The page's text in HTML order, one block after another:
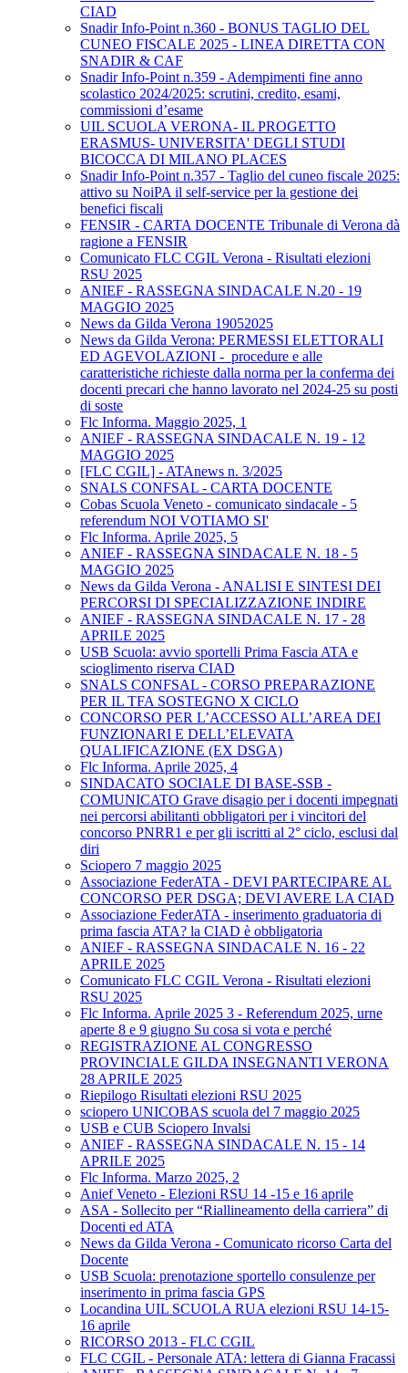
CIAD
Snadir Info-Point n.360 - BONUS TAGLIO DEL
CUNEO FISCALE 2025 - LINEA DIRETTA CON
SNADIR & CAF
Snadir Info-Point n.359 - Adempimenti fine anno
scolastico 2024/2025: scrutini, credito, esami,
commissioni d’esame
UIL SCUOLA VERONA- IL PROGETTO
ERASMUS- UNIVERSITA' DEGLI STUDI
BICOCCA DI MILANO PLACES
Snadir Info-Point n.357 - Taglio del cuneo fiscale 2025:
attivo su NoiPA il self-service per la gestione dei
benefici fiscali
FENSIR - CARTA DOCENTE Tribunale di Verona dà
ragione a FENSIR
Comunicato FLC CGIL Verona - Risultati elezioni
RSU 2025
ANIEF - RASSEGNA SINDACALE N.20 - 19
MAGGIO 2025
News da Gilda Verona 19052025
News da Gilda Verona: PERMESSI ELETTORALI
ED AGEVOLAZIONI - procedure e alle
caratteristiche richieste dalla norma per la conferma dei
docenti precari che hanno lavorato nel 2024-25 su posti
di soste
Flc Informa. Maggio 2025, 1
ANIEF - RASSEGNA SINDACALE N. 19 - 12
MAGGIO 2025
[FLC CGIL] - ATAnews n. 3/2025
SNALS CONFSAL - CARTA DOCENTE
Cobas Scuola Veneto - comunicato sindacale - 5
referendum NOI VOTIAMO SI'
Flc Informa. Aprile 2025, 5
ANIEF - RASSEGNA SINDACALE N. 18 - 5
MAGGIO 2025
News da Gilda Verona - ANALISI E SINTESI DEI
PERCORSI DI SPECIALIZZAZIONE INDIRE
ANIEF - RASSEGNA SINDACALE N. 17 - 28
APRILE 2025
USB Scuola: avvio sportelli Prima Fascia ATA e
scioglimento riserva CIAD
SNALS CONFSAL - CORSO PREPARAZIONE
PER IL TFA SOSTEGNO X CICLO
CONCORSO PER L’ACCESSO ALL’AREA DEI
FUNZIONARI E DELL’ELEVATA
QUALIFICAZIONE (EX DSGA)
Flc Informa. Aprile 2025, 4
SINDACATO SOCIALE DI BASE-SSB -
COMUNICATO Grave disagio per i docenti impegnati
nei percorsi abilitanti obbligatori per i vincitori del
concorso PNRR1 e per gli iscritti al 2° ciclo, esclusi dal
diri
Sciopero 7 maggio 2025
Associazione FederATA - DEVI PARTECIPARE AL
CONCORSO PER DSGA; DEVI AVERE LA CIAD
Associazione FederATA - inserimento graduatoria di
prima fascia ATA? la CIAD è obbligatoria
ANIEF - RASSEGNA SINDACALE N. 16 - 22
APRILE 2025
Comunicato FLC CGIL Verona - Risultati elezioni
RSU 2025
Flc Informa. Aprile 2025 3 - Referendum 2025, urne
aperte 8 e 9 giugno Su cosa si vota e perché
REGISTRAZIONE AL CONGRESSO
PROVINCIALE GILDA INSEGNANTI VERONA
28 APRILE 2025
Riepilogo Risultati elezioni RSU 2025
sciopero UNICOBAS scuola del 7 maggio 2025
USB e CUB Sciopero Invalsi
ANIEF - RASSEGNA SINDACALE N. 15 - 14
APRILE 2025
Flc Informa. Marzo 2025, 2
Anief Veneto - Elezioni RSU 14 -15 e 16 aprile
ASA - Sollecito per “Riallineamento della carriera” di
Docenti ed ATA
News da Gilda Verona - Comunicato ricorso Carta del
Docente
USB Scuola: prenotazione sportello consulenze per
inserimento in prima fascia GPS
Locandina UIL SCUOLA RUA elezioni RSU 14-15-
16 aprile
RICORSO 2013 - FLC CGIL
FLC CGIL - Personale ATA: lettera di Gianna Fracassi